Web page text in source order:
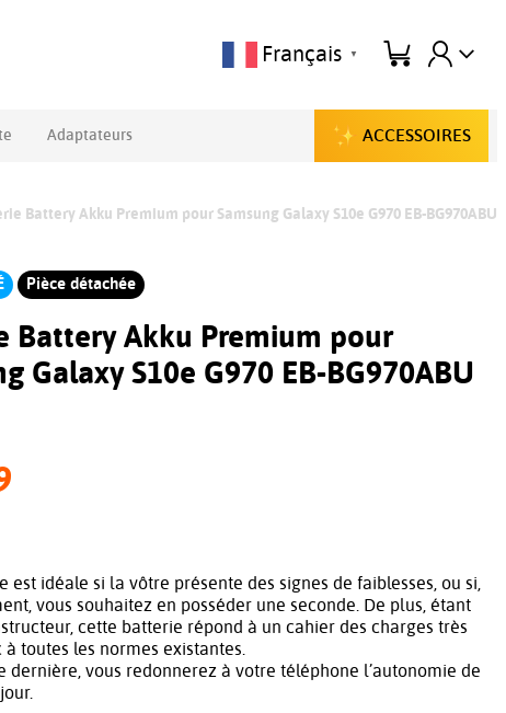
Adaptateurs ACCESSOIRES
Français ▼
Battery Akku Premium pour Samsung Galaxy S10e G970 EB-BG970ABU
Pièce détachée
Battery Akku Premium pour
Galaxy S10e G970 EB-BG970ABU
est idéale si la vôtre présente des signes de faiblesses, ou si,
vous souhaitez en posséder une seconde. De plus, étant
cette batterie répond à un cahier des charges très
toutes les normes existantes.
dernière, vous redonnerez à votre téléphone l’autonomie de